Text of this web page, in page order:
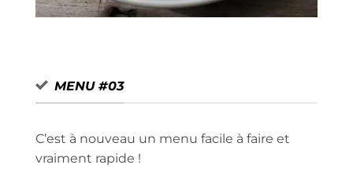
MENU #03
C’est à nouveau un menu facile à faire et
vraiment rapide !